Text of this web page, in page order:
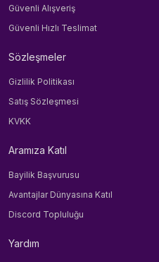
Güvenli Alışveriş
Güvenli Hızlı Teslimat
Sözleşmeler
Gizlilik Politikası
Satış Sözleşmesi
KVKK
Aramıza Katıl
Bayilik Başvurusu
Avantajlar Dünyasına Katıl
Discord Topluluğu
Yardım